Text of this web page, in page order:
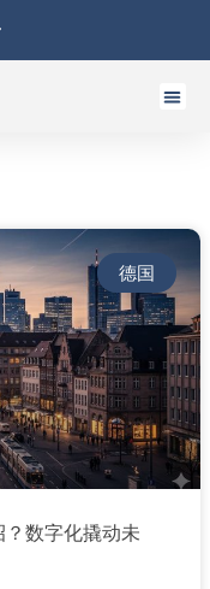
德国
数字化撬动未